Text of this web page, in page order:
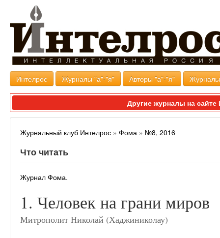
Интелрос Журналы "а"-"я" Авторы "а"-"я"
Другие журналы на
Журнальный клуб Интелрос » Фома » №8, 2016
Что читать
Журнал Фома.
1. Человек на грани миров
Митрополит Николай (Хаджиниколау)